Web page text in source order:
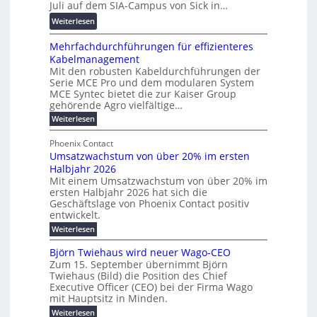
e
n
z
g
s
f
r
d
e
r
u
n
g
b
r
a
u
c
h
t
m
e
h
r
T
e
m
r
d
z
u
m
E
n
e
r
g
u
f
ü
r
m
o
d
e
r
n
e
r
e
n
t
w
i
c
k
e
l
e
N
H
-
S
i
c
h
e
r
u
n
g
s
Juli auf dem SIA-Campus von Sick in…
Weiterlesen:
R
e
k
o
r
d
b
e
e
i
l
i
g
u
n
g
b
e
i
m
2
0
Mehrfachdurchführungen für effizienteres
Kabelmanagement
Mit den robusten Kabeldurchführungen der
Serie MCE Pro und dem modularen System
MCE Syntec bietet die zur Kaiser Group
gehörende Agro vielfältige…
Weiterlesen:
M
h
r
f
a
c
h
d
u
r
c
f
ü
h
u
n
Phoenix Contact
Umsatzwachstum von über 20% im ersten
Halbjahr 2026
Mit einem Umsatzwachstum von über 20% im
ersten Halbjahr 2026 hat sich die
Geschäftslage von Phoenix Contact positiv
entwickelt.
Weiterlesen:
U
m
s
a
t
w
a
Björn Twiehaus wird neuer Wago-CEO
Zum 15. September übernimmt Björn
Twiehaus (Bild) die Position des Chief
Executive Officer (CEO) bei der Firma Wago
mit Hauptsitz in Minden.
Weiterlesen: